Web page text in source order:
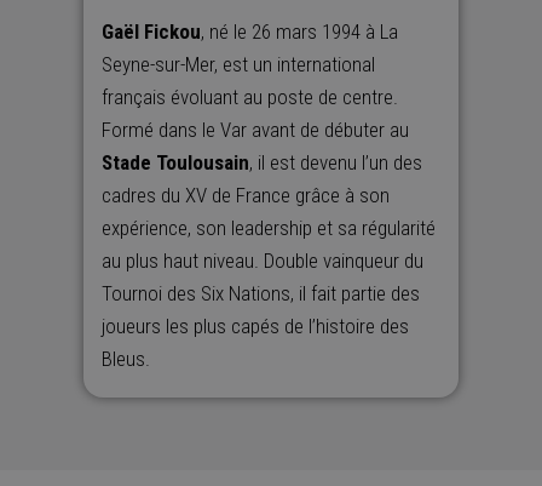
Gaël Fickou, né le 26 mars 1994 à La
Seyne-sur-Mer, est un international
français évoluant au poste de centre.
Formé dans le Var avant de débuter au
Stade Toulousain, il est devenu l’un des
cadres du XV de France grâce à son
expérience, son leadership et sa régularité
au plus haut niveau. Double vainqueur du
Tournoi des Six Nations, il fait partie des
joueurs les plus capés de l’histoire des
Bleus.